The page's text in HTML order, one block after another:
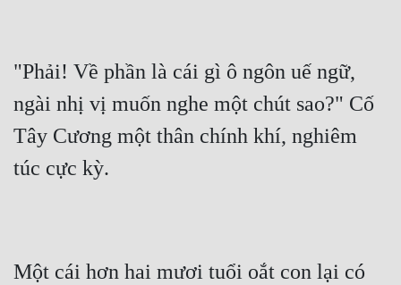
"Phải! Về phần là cái gì ô ngôn uế ngữ,
ngài nhị vị muốn nghe một chút sao?" Cố
Tây Cương một thân chính khí, nghiêm
túc cực kỳ.
Một cái hơn hai mươi tuổi oắt con lại có